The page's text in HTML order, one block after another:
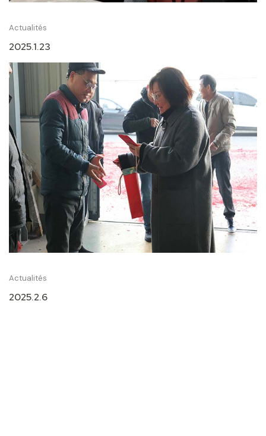
Actualités
2025.1.23
Actualités
2025.2.6